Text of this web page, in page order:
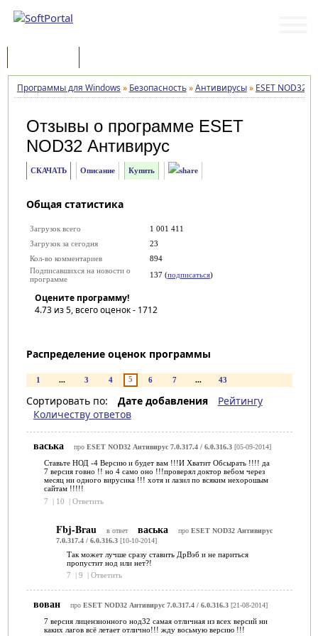
Программы для Windows » Безопасность»Антивирусы» ESET NOD32
Отзывы о программе ESET
NOD32 Антивирус
СКАЧАТЬ Описание Купить
Общая статистика
Загрузок всего
1 001 411
Загрузок за сегодня
23
Кол-во комментариев
894
Подписавшихся на новости о
программе
137 (подписаться)
Оцените программу!
4.73из 5, всего оценок - 1712
Распределение оценок программы
1 ... 3 4 5 6 7 ... 43
Сортировать по: Дате добавления
Рейтингу
Количеству ответов
васька про ESET NOD32 Антивирус 7.0.317.4 / 6.0.316.3[05-09-2014]
Ставьте НОД -4 Версию и будет вам !!!И Хватит Обсырать !!!! да
7 версия говно !! но 4 само оно !!!проверял доктор вебом через
месяц ни одного вирусика !!! хотя и лазил по всяким нехорошым
сайтам !!!!!
7
| 10 | Ответить
Fbj-Brau в ответ васька про ESET NOD32 Антивирус
7.0.317.4 / 6.0.316.3[10-10-2014]
Так может лучше сразу ставить ДрВэб и не париться
пропустит нод или нет?!
7
| 9 | Ответить
вован про ESET NOD32 Антивирус 7.0.317.4 / 6.0.316.3[21-08-2014]
7 версия лицензионного нод32 самая отличная из всех версий ни
каких лагов всё летает отлично!!! жду восьмую версию !!!